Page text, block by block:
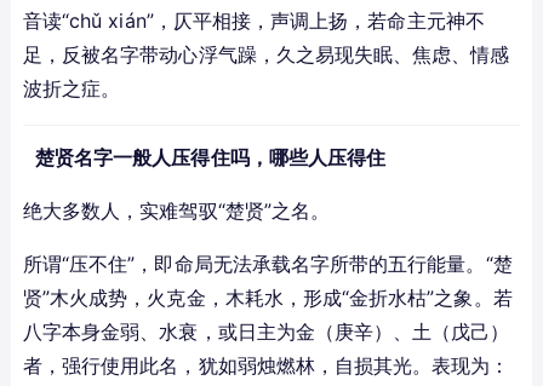
音读“chǔ xián”，仄平相接，声调上扬，若命主元神不
足，反被名字带动心浮气躁，久之易现失眠、焦虑、情感
波折之症。
楚贤名字一般人压得住吗，哪些人压得住
绝大多数人，实难驾驭“楚贤”之名。
所谓“压不住”，即命局无法承载名字所带的五行能量。“楚
贤”木火成势，火克金，木耗水，形成“金折水枯”之象。若
八字本身金弱、水衰，或日主为金（庚辛）、土（戊己）
者，强行使用此名，犹如弱烛燃林，自损其光。表现为：